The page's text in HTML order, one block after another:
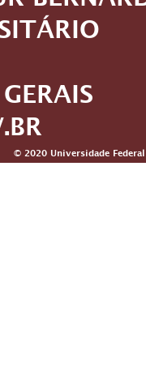
© 2020 Universidade